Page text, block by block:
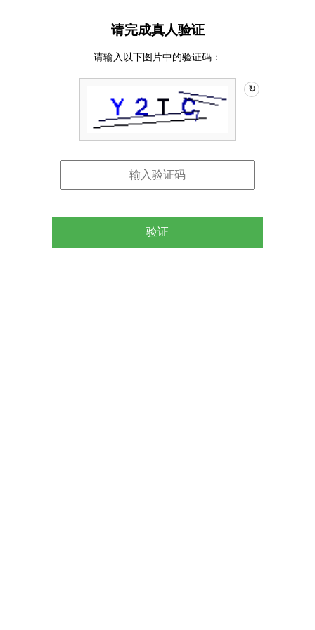
请完成真人验证
请输入以下图片中的验证码：
↻
验证